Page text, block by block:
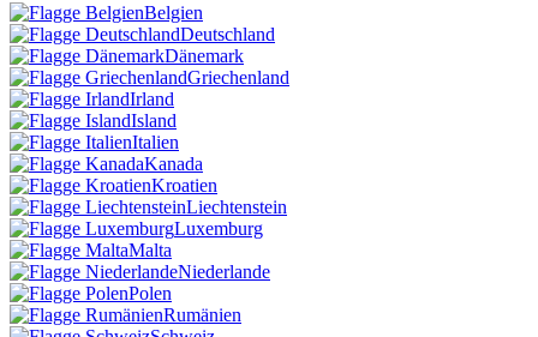
Belgien
Deutschland
Dänemark
Griechenland
Irland
Island
Italien
Kanada
Kroatien
Liechtenstein
Luxemburg
Malta
Niederlande
Polen
Rumänien